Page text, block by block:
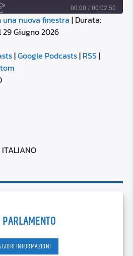
00:00 / 00:02:50
SHARE
Google Podcasts
nuova finestra | Durata:
Giugno 2026
|Google Podcasts| RSS|
ITALIANO
INFORMAZIONI